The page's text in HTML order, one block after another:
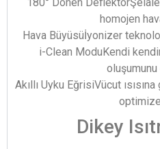
homojen
Hava Büyüsüİyonizer
i-Clean ModuKendi
oluşumunu
Akıllı Uyku EğrisiVücut
Dikey